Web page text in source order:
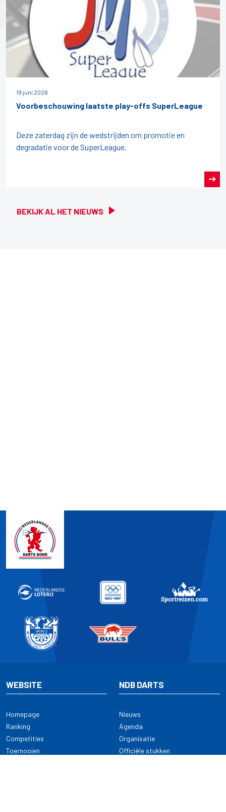
BEKIJK AL HET NIEUWS
19 juni 2026
Voorbeschouwing laatste play-offs SuperLeague
Deze zaterdag zijn de wedstrijden om promotie en
degradatie voor de SuperLeague.
WEBSITE
Homepage
Ranking
Competities
Toernooien
NDB DARTS
Nieuws
Agenda
Organisatie
Officiële stukken